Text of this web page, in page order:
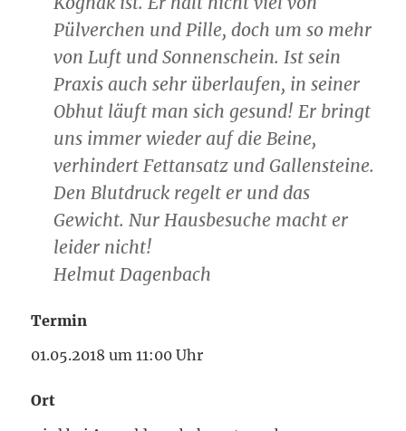
Pülverchen und Pille, doch um so mehr
von Luft und Sonnenschein. Ist sein
Praxis auch sehr überlaufen, in seiner
Obhut läuft man sich gesund! Er bringt
uns immer wieder auf die Beine,
verhindert Fettansatz und Gallensteine.
Den Blutdruck regelt er und das
Gewicht. Nur Hausbesuche macht er
leider nicht!
Helmut Dagenbach
Termin
01.05.2018 um 11:00 Uhr
Ort